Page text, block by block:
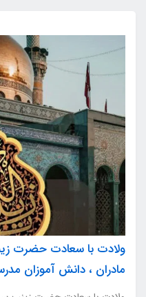
ولادت با سعادت حضرت
مادران ، دانش آموزان